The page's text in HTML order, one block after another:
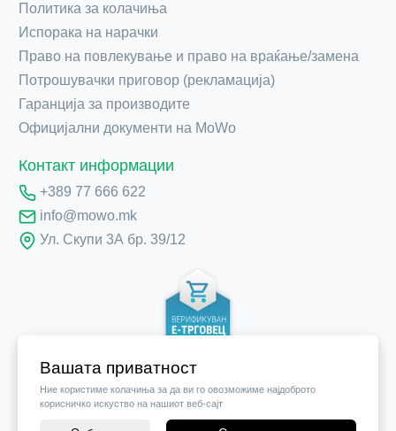
Вашата приватност
Ние користиме колачиња за да ви го овозможиме најдоброто
корисничко искуство на нашиот веб-сајт
Политика за колачиња
Испорака на нарачки
Право на повлекување и право на враќање/замена
Потрошувачки приговор (рекламација)
Гаранција за производите
Официјални документи на MoWo
Контакт информации
+389 77 666 622
info@mowo.mk
Ул. Скупи 3А бр. 39/12